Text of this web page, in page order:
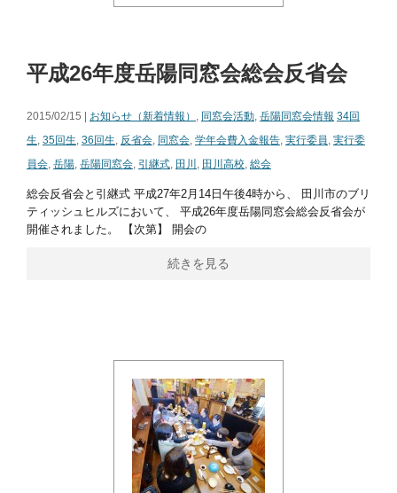
平成26年度岳陽同窓会総会反省会
2015/02/15 | お知らせ（新着情報） , 同窓会活動, 岳陽同窓会情報 34回
生, 35回生, 36回生, 反省会, 同窓会, 学年会費入金報告, 実行委員, 実行委
員会, 岳陽, 岳陽同窓会, 引継式, 田川 , 田川高校, 総会
総会反省会と引継式 平成27年2月14日午後4時から、 田川市のブリ
ティッシュヒルズにおいて、 平成26年度岳陽同窓会総会反省会が
開催されました。 【次第】 開会の
続きを見る